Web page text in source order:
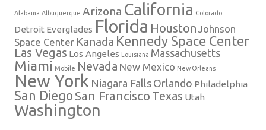
Alabama Albuquerque Arizona California Colorado
Detroit Everglades Florida Houston Johnson
Space Center Kanada Kennedy Space Center
Las Vegas Los Angeles Louisiana Massachusetts
Miami Mobile Nevada New Mexico New Orleans
New York Niagara Falls Orlando Philadelphia
San Diego San Francisco Texas Utah
Washington